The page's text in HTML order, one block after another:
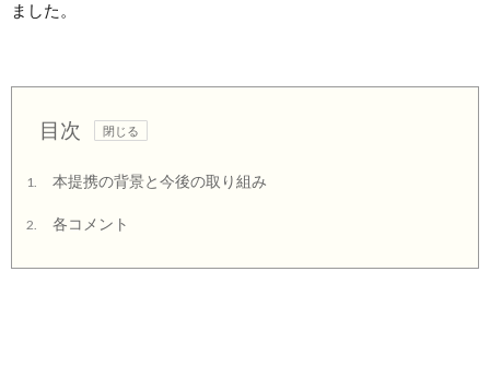
ました。
目次
1. 本提携の背景と今後の取り組み
2. 各コメント